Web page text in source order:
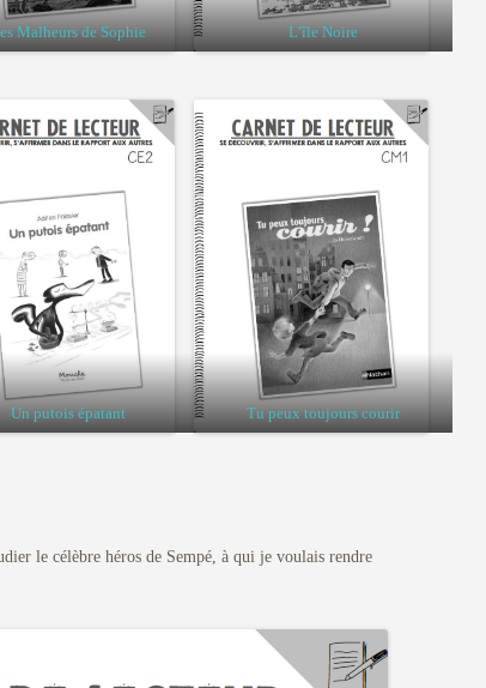
Malheurs de Sophie L’île Noire
Un putois épatant Tu peux toujours courir
le célèbre héros de Sempé, à qui je voulais rendre